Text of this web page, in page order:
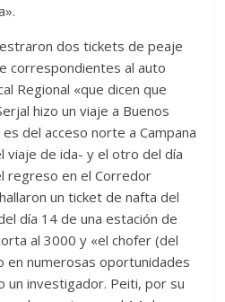
dos tickets de peaje
correspondientes al auto
Regional «que dicen que
hizo un viaje a Buenos
del acceso norte a Campana
viaje de ida- y el otro del día
regreso en el Corredor
un ticket de nafta del
día 14 de una estación de
al 3000 y «el chofer (del
en numerosas oportunidades
un investigador. Peiti, por su